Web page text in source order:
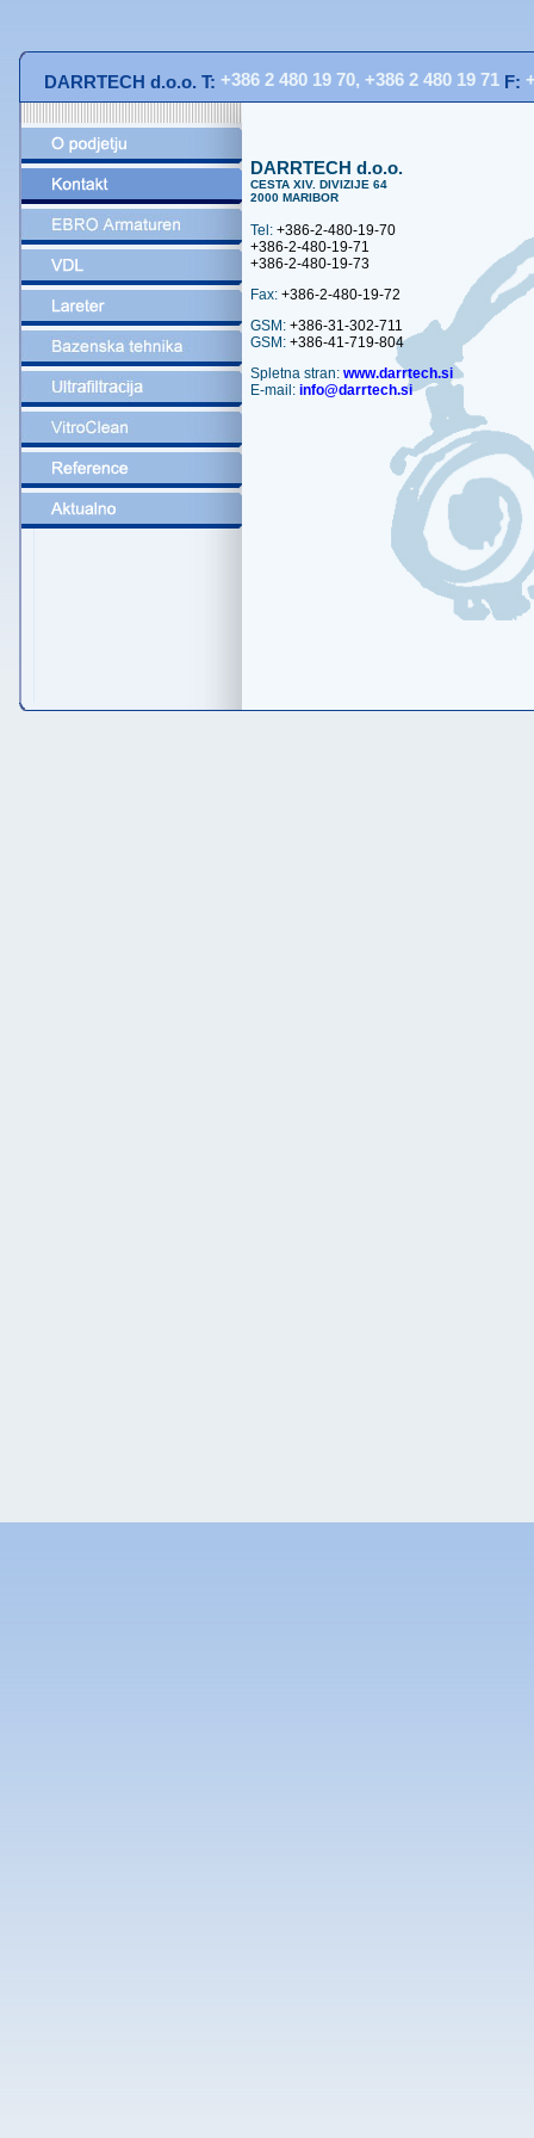
DARRTECH d.o.o. T: +386 2 480 19 70, +386 2 480 19 71 F:
DARRTECH d.o.o.
CESTA XIV. DIVIZIJE 64
2000 MARIBOR
Tel: +386-2-480-19-70
+386-2-480-19-71
+386-2-480-19-73
Fax:+386-2-480-19-72
GSM: +386-31-302-711
GSM: +386-41-719-804
Spletna stran: www.darrtech.si
E-mail: info@darrtech.si